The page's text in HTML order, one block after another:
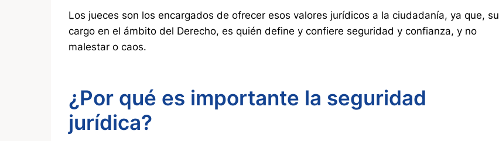
Los jueces son los encargados de ofrecer esos valores jurídicos a la ciudadanía, ya que, su
cargo en el ámbito del Derecho, es quién define y confiere seguridad y confianza, y no
malestar o caos.
¿Por qué es importante la seguridad
jurídica?